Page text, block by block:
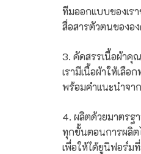
ทีมออกแบบของเร
สื่อสารตัวตนของอ
3. คัดสรรเนื้อผ้าคุ
เรามีเนื้อผ้าให้เลือ
พร้อมคำแนะนำจา
4. ผลิตด้วยมาตร
ทุกขั้นตอนการผลิ
เพื่อให้ได้ยูนิฟอร์ม